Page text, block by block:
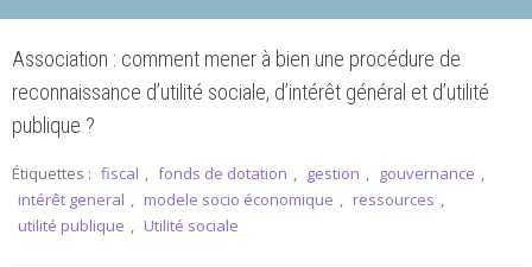
Association : comment mener à bien une procédure de
reconnaissance d’utilité sociale, d’intérêt général et d’utilité
publique ?
Étiquettes : fiscal , fonds de dotation , gestion , gouvernance ,
intérêt general , modele socio économique , ressources ,
utilité publique , Utilité sociale